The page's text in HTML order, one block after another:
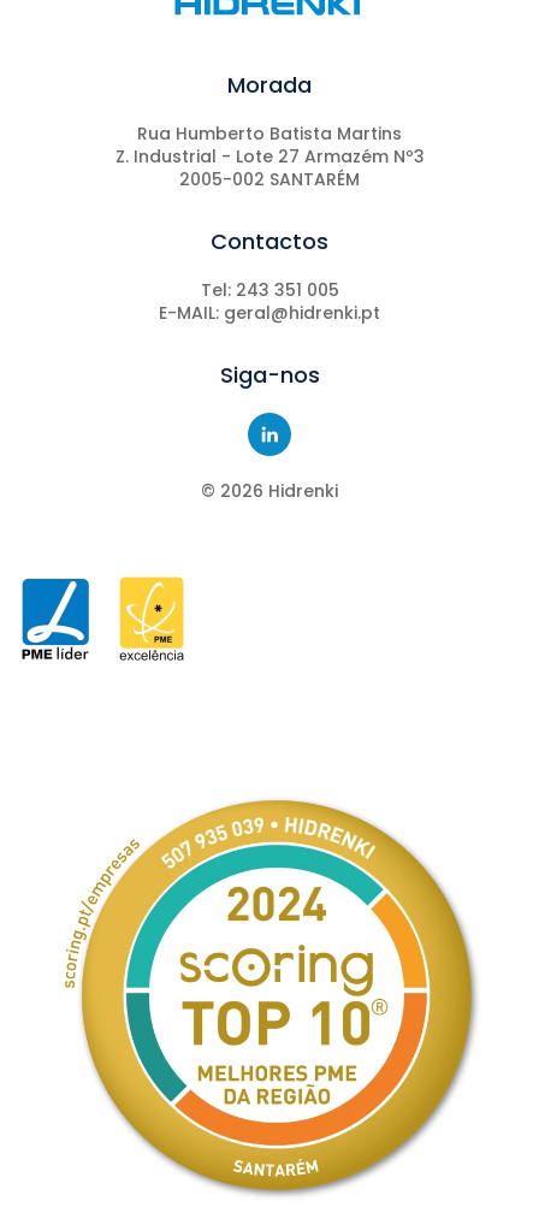
Morada
Rua Humberto Batista Martins
Z. Industrial - Lote 27 Armazém Nº3
2005-002 SANTARÉM
Contactos
Tel: 243 351 005
E-MAIL: geral@hidrenki.pt
Siga-nos
© 2026 Hidrenki